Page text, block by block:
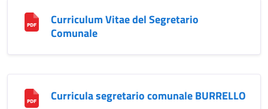
Curriculum Vitae del Segretario
Comunale
Curricula segretario comunale BURRELLO